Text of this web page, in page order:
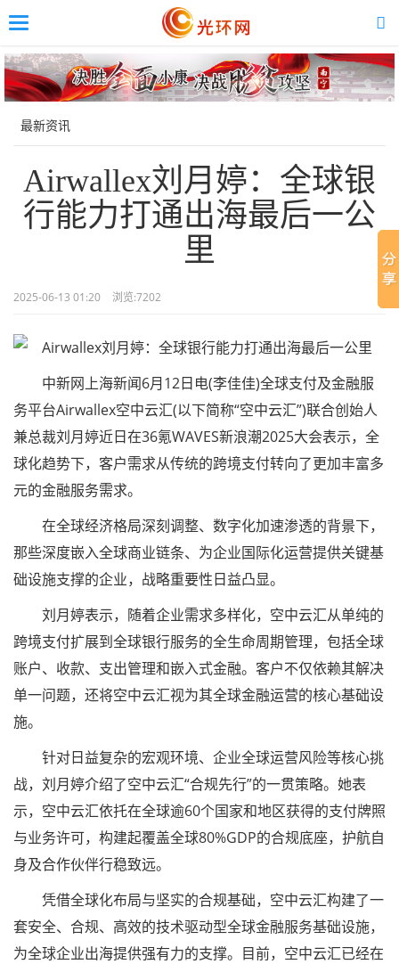
Skip
to
main
content
Toggle
最新资讯
Airwallex刘月婷：全球银
行能力打通出海最后一公
里
2025-06-13 01:20 浏览:7202
中新网上海新闻6月12日电(李佳佳)全球支付及金融服
务平台Airwallex空中云汇(以下简称“空中云汇”)联合创始人
兼总裁刘月婷近日在36氪WAVES新浪潮2025大会表示，全
球化趋势下，客户需求从传统的跨境支付转向了更加丰富多
元的金融服务需求。
在全球经济格局深刻调整、数字化加速渗透的背景下，
那些深度嵌入全球商业链条、为企业国际化运营提供关键基
础设施支撑的企业，战略重要性日益凸显。
刘月婷表示，随着企业需求多样化，空中云汇从单纯的
跨境支付扩展到全球银行服务的全生命周期管理，包括全球
账户、收款、支出管理和嵌入式金融。客户不仅依赖其解决
单一问题，还将空中云汇视为其全球金融运营的核心基础设
施。
针对日益复杂的宏观环境、企业全球运营风险等核心挑
战，刘月婷介绍了空中云汇“合规先行”的一贯策略。她表
示，空中云汇依托在全球逾60个国家和地区获得的支付牌照
与业务许可，构建起覆盖全球80%GDP的合规底座，护航自
身及合作伙伴行稳致远。
凭借全球化布局与坚实的合规基础，空中云汇构建了一
套安全、合规、高效的技术驱动型全球金融服务基础设施，
为全球企业出海提供强有力的支撑。目前，空中云汇已经在